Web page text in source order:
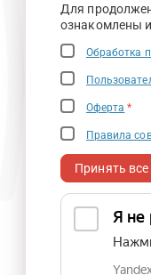
Для
ознакомлены
Обработка
Оферта *
Правила
Принять все